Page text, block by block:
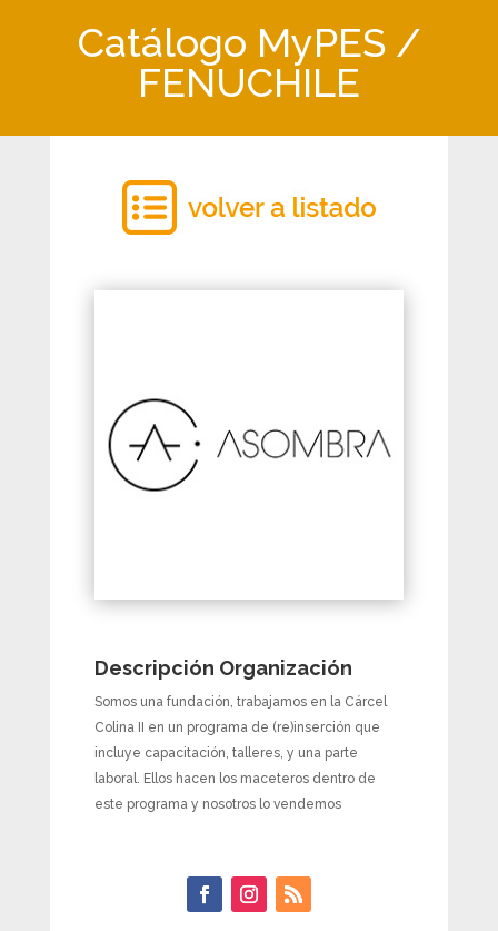
Catálogo MyPES /
FENUCHILE
Descripción Organización
Somos una fundación, trabajamos en la Cárcel
Colina II en un programa de (re)inserción que
incluye capacitación, talleres, y una parte
laboral. Ellos hacen los maceteros dentro de
este programa y nosotros lo vendemos